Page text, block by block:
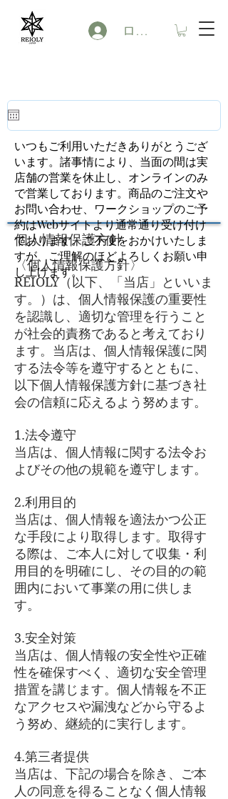
ログイン
いつもご利用いただきありがとうござ
います。諸事情により、当面の間は実
店舗の営業を休止し、オンラインのみ
で営業しております。商品のご注文や
お問い合わせ、ワークショップのご予
約はWebサイトより通常通り受け付け
ております。ご不便をおかけいたしま
すが、ご理解のほどよろしくお願い申
し上げます。
​個人情報保護方針
〈個人情報保護方針〉
​REIOLY（以下、「当店」といいま
す。）は、個人情報保護の重要性
を認識し、適切な管理を行うこと
が社会的責務であると考えており
ます。当店は、個人情報保護に関
する法令等を遵守するとともに、
以下個人情報保護方針に基づき社
会の信頼に応えるよう努めます。
1.法令遵守
当店は、個人情報に関する法令お
よびその他の規範を遵守します。
2.利用目的
当店は、個人情報を適法かつ公正
な手段により取得します。取得す
る際は、ご本人に対して収集・利
用目的を明確にし、その目的の範
囲内において事業の用に供しま
す。
3.安全対策
当店は、個人情報の安全性や正確
性を確保すべく、適切な安全管理
措置を講じます。個人情報を不正
なアクセスや漏洩などから守るよ
う努め、継続的に実行します。
4.第三者提供
当店は、下記の場合を除き、ご本
人の同意を得ることなく個人情報